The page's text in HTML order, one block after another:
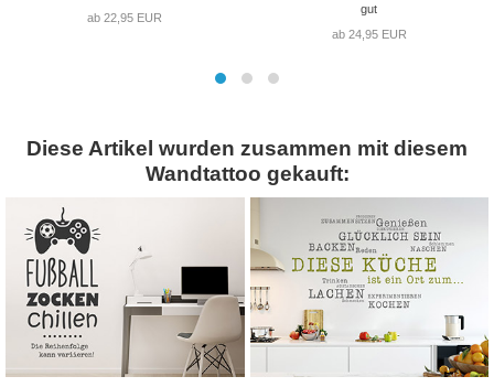
ab 22,95 EUR
gut
ab 24,95 EUR
Diese Artikel wurden zusammen mit diesem
Wandtattoo gekauft: